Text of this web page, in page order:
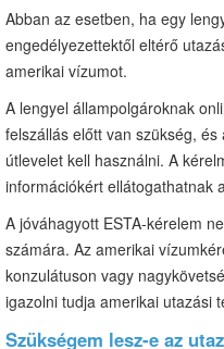
Abban az esetben, ha egy
engedélyezettektől eltérő
amerikai vízumot.
A lengyel állampolgároknak
felszállás előtt van szükség,
útlevelet kell használni. A
információkért ellátogathatnak
A jóváhagyott ESTA-kérelem
számára. Az amerikai
konzulátuson vagy
igazolni tudja amerikai utazási
Szükségem lesz-e az